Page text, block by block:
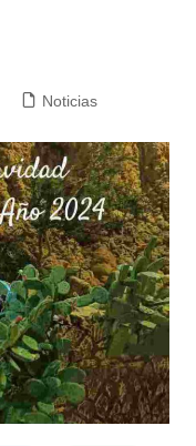
Noticias